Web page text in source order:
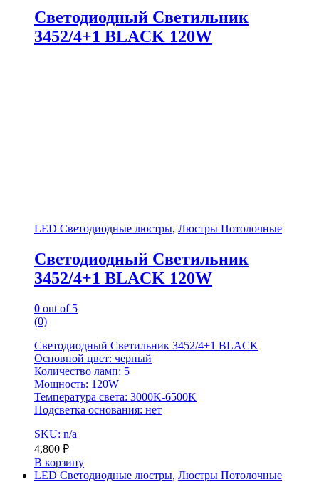
Светодиодный Светильник
3452/4+1 BLACK 120W
LED Светодиодные люстры, Люстры Потолочные
Светодиодный Светильник
3452/4+1 BLACK 120W
0 out of 5
(0)
Светодиодный Светильник 3452/4+1 BLACK
Основной цвет: черный
Количество ламп: 5
Мощность: 120W
Температура света: 3000K-6500K
Подсветка основания: нет
SKU: n/a
4,800 ₽
В корзину
LED Светодиодные люстры, Люстры Потолочные